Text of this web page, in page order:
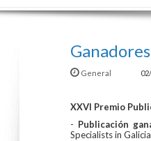
General
XXVI Premio
- Publicación
Specialists in